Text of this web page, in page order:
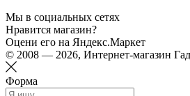
Мы в социальных сетях
Нравится магазин?
Оцени его на Яндекс.Маркет
© 2008 — 2026, Интернет-магазин
Форма